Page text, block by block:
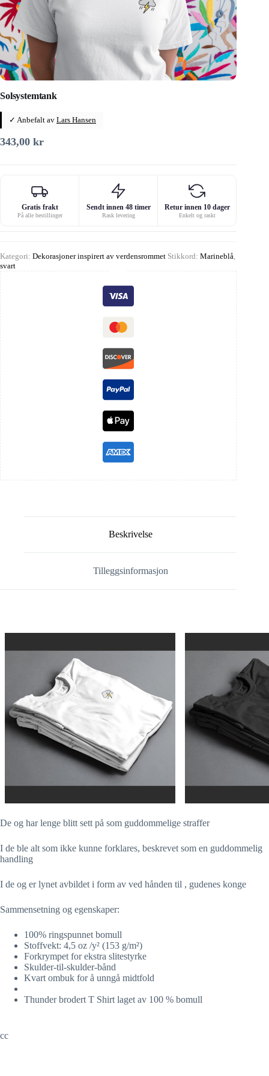
Solsystemtank
✓ Anbefalt av Lars Hansen
343,00 kr
Gratis frakt
På alle bestillinger
Sendt innen 48 timer
Rask levering
Retur innen 10 dager
Enkelt og raskt
Kategori: Dekorasjoner inspirert av verdensrommet Stikkord: Marineblå
svart
Beskrivelse
Tilleggsinformasjon
De og har lenge blitt sett på som guddommelige straffer
I de ble alt som ikke kunne forklares, beskrevet som en guddommelig
handling
I de og er lynet avbildet i form av ved hånden til , gudenes konge
Sammensetning og egenskaper:
100% ringspunnet bomull
Stoffvekt: 4,5 oz /y² (153 g/m²)
Forkrympet for ekstra slitestyrke
Skulder-til-skulder-bånd
Kvart ombuk for å unngå midtfold
Thunder brodert T Shirt laget av 100 % bomull
cc